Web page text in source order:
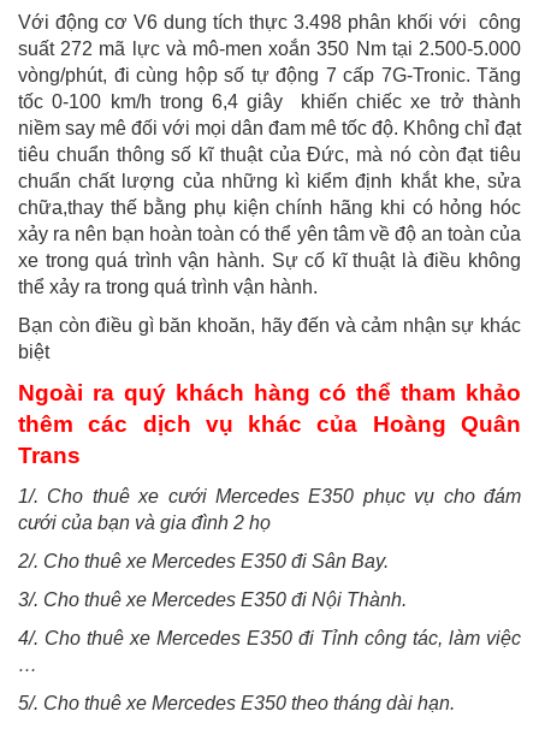
Với động cơ V6 dung tích thực 3.498 phân khối với công
suất 272 mã lực và mô-men xoắn 350 Nm tại 2.500-5.000
vòng/phút, đi cùng hộp số tự động 7 cấp 7G-Tronic. Tăng
tốc 0-100 km/h trong 6,4 giây khiến chiếc xe trở thành
niềm say mê đối với mọi dân đam mê tốc độ. Không chỉ đạt
tiêu chuẩn thông số kĩ thuật của Đức, mà nó còn đạt tiêu
chuẩn chất lượng của những kì kiểm định khắt khe, sửa
chữa,thay thế bằng phụ kiện chính hãng khi có hỏng hóc
xảy ra nên bạn hoàn toàn có thể yên tâm về độ an toàn của
xe trong quá trình vận hành. Sự cố kĩ thuật là điều không
thể xảy ra trong quá trình vận hành.
Bạn còn điều gì băn khoăn, hãy đến và cảm nhận sự khác
biệt
Ngoài ra quý khách hàng có thể tham khảo
thêm các dịch vụ khác của Hoàng Quân
Trans
1/. Cho thuê xe cưới Mercedes E350 phục vụ cho đám
cưới của bạn và gia đình 2 họ
2/. Cho thuê xe Mercedes E350 đi Sân Bay.
3/. Cho thuê xe Mercedes E350 đi Nội Thành.
4/. Cho thuê xe Mercedes E350 đi Tỉnh công tác, làm việc
…
5/. Cho thuê xe Mercedes E350 theo tháng dài hạn.